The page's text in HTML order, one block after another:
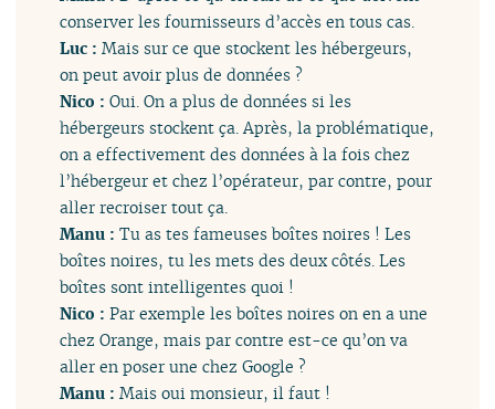
conserver les fournisseurs d’accès en tous cas.
Luc :Mais sur ce que stockent les hébergeurs,
on peut avoir plus de données ?
Nico :Oui. On a plus de données si les
hébergeurs stockent ça. Après, la problématique,
on a effectivement des données à la fois chez
l’hébergeur et chez l’opérateur, par contre, pour
aller recroiser tout ça.
Manu :Tu as tes fameuses boîtes noires ! Les
boîtes noires, tu les mets des deux côtés. Les
boîtes sont intelligentes quoi !
Nico :Par exemple les boîtes noires on en a une
chez Orange, mais par contre est-ce qu’on va
aller en poser une chez Google ?
Manu :Mais oui monsieur, il faut !